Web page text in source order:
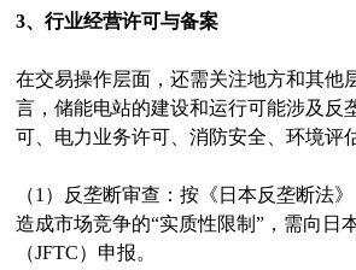
3、行业经营许可与备案
在交易操作层面，还需关注地方和其他
言，储能电站的建设和运行可能涉及反
可、电力业务许可、消防安全、环境评
（1）反垄断审查：按《日本反垄断法
造成市场竞争的“实质性限制”，需向日
（JFTC）申报。